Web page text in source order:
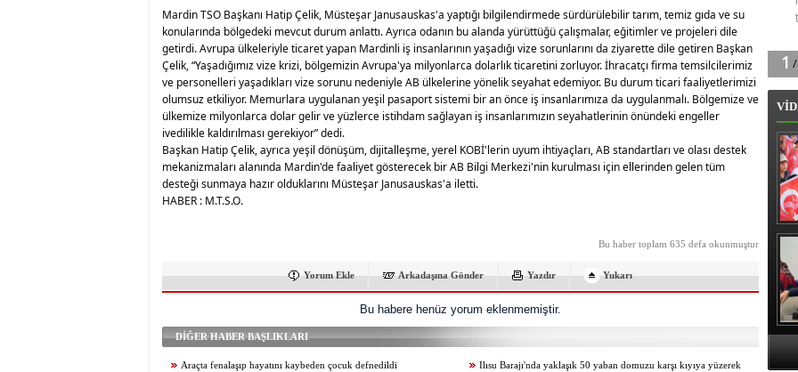
Mardin TSO Başkanı Hatip Çelik, Müsteşar Janusauskas'a yaptığı bilgilendirmede sürdürülebilir tarım, temiz gıda ve su
konularında bölgedeki mevcut durum anlattı. Ayrıca odanın bu alanda yürüttüğü çalışmalar, eğitimler ve projeleri dile
getirdi. Avrupa ülkeleriyle ticaret yapan Mardinli iş insanlarının yaşadığı vize sorunlarını da ziyarette dile getiren Başkan
Çelik, “Yaşadığımız vize krizi, bölgemizin Avrupa'ya milyonlarca dolarlık ticaretini zorluyor. İhracatçı firma temsilcilerimiz
ve personelleri yaşadıkları vize sorunu nedeniyle AB ülkelerine yönelik seyahat edemiyor. Bu durum ticari faaliyetlerimizi
olumsuz etkiliyor. Memurlara uygulanan yeşil pasaport sistemi bir an önce iş insanlarımıza da uygulanmalı. Bölgemize ve
ülkemize milyonlarca dolar gelir ve yüzlerce istihdam sağlayan iş insanlarımızın seyahatlerinin önündeki engeller
ivedilikle kaldırılması gerekiyor” dedi.
Başkan Hatip Çelik, ayrıca yeşil dönüşüm, dijitalleşme, yerel KOBİ'lerin uyum ihtiyaçları, AB standartları ve olası destek
mekanizmaları alanında Mardin'de faaliyet gösterecek bir AB Bilgi Merkezi'nin kurulması için ellerinden gelen tüm
desteği sunmaya hazır olduklarını Müsteşar Janusauskas'a iletti.
HABER : M.T.S.O.
Bu haber toplam 635 defa okunmuştur
Yorum Ekle Arkadaşına Gönder Yazdır Yukarı
Bu habere henüz yorum eklenmemiştir.
DİĞER HABER BAŞLIKLARI
Araçta fenalaşıp hayatını kaybeden çocuk defnedildi
Ilısu Barajı'nda yaklaşık 50 yaban domuzu karşı kıyıya yüzerek